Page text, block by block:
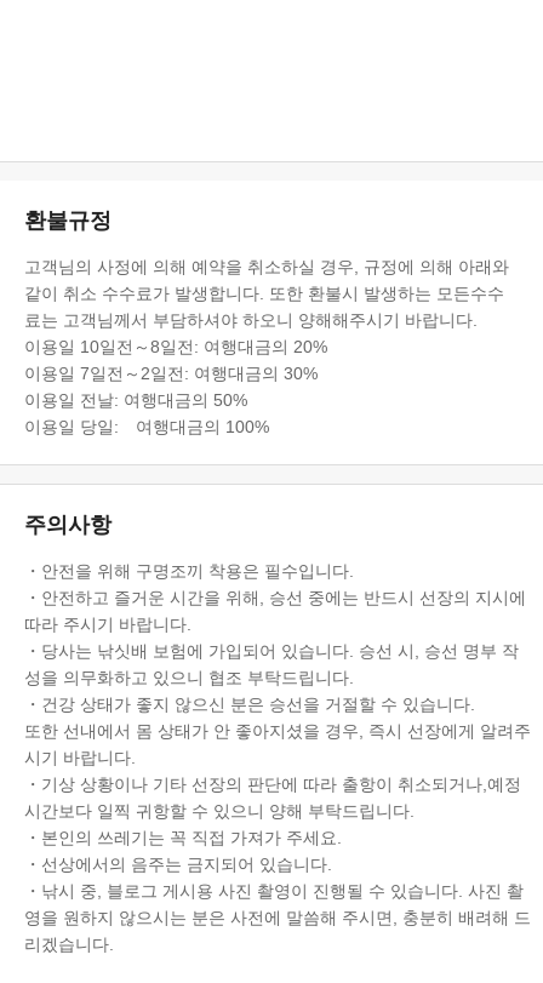
환불규정
고객님의 사정에 의해 예약을 취소하실 경우, 규정에 의해 아래와
같이 취소 수수료가 발생합니다. 또한 환불시 발생하는 모든수수
료는 고객님께서 부담하셔야 하오니 양해해주시기 바랍니다.
이용일 10일전～8일전: 여행대금의 20%
이용일 7일전～2일전: 여행대금의 30%
이용일 전날: 여행대금의 50%
이용일 당일: 여행대금의 100%
주의사항
・안전을 위해 구명조끼 착용은 필수입니다.
・안전하고 즐거운 시간을 위해, 승선 중에는 반드시 선장의 지시에
따라 주시기 바랍니다.
・당사는 낚싯배 보험에 가입되어 있습니다. 승선 시, 승선 명부 작
성을 의무화하고 있으니 협조 부탁드립니다.
・건강 상태가 좋지 않으신 분은 승선을 거절할 수 있습니다.
또한 선내에서 몸 상태가 안 좋아지셨을 경우, 즉시 선장에게 알려주
시기 바랍니다.
・기상 상황이나 기타 선장의 판단에 따라 출항이 취소되거나,예정
시간보다 일찍 귀항할 수 있으니 양해 부탁드립니다.
・본인의 쓰레기는 꼭 직접 가져가 주세요.
・선상에서의 음주는 금지되어 있습니다.
・낚시 중, 블로그 게시용 사진 촬영이 진행될 수 있습니다. 사진 촬
영을 원하지 않으시는 분은 사전에 말씀해 주시면, 충분히 배려해 드
리겠습니다.